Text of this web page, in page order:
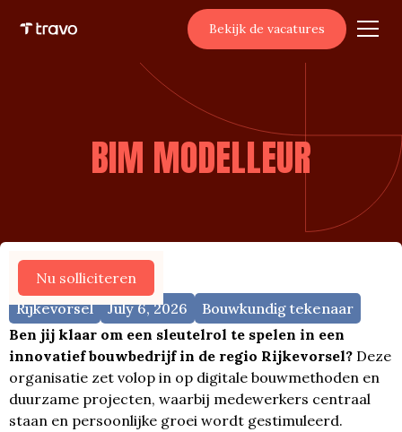
Bekijk de vacatures
BIM MODELLEUR
Meer vacatures
Rijkevorsel July 6, 2026
Bouwkundig tekenaar
Ben jij klaar om een sleutelrol te spelen in een
innovatief bouwbedrijf in de regio Rijkevorsel? Deze
organisatie zet volop in op digitale bouwmethoden en
duurzame projecten, waarbij medewerkers centraal
staan en persoonlijke groei wordt gestimuleerd.
Nu solliciteren